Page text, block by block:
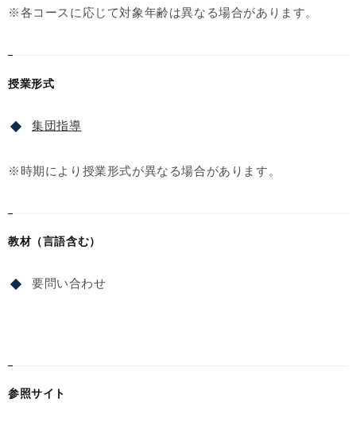
※各コースに応じて対象年齢は異なる場合があります。
授業形式
集団指導
※時期により授業形式が異なる場合があります。
教材（言語含む）
要問い合わせ
参照サイト